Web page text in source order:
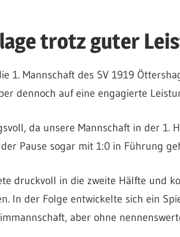
trotz guter
1. Mannschaft des SV 1919
dennoch auf eine engagierte
da unsere Mannschaft in der 1.
Pause sogar mit 1:0 in Führung
druckvoll in die zweite Hälfte und
In der Folge entwickelte sich ein
aber ohne